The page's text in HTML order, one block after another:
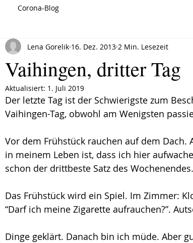
Corona-Blog
Vaihingen, dritter Tag
Lena Gorelik 16. Dez. 2013 2 Min. Lesezeit
Aktualisiert: 1. Juli 2019
Der letzte Tag ist der Schwierigste zum
Vaihingen-Tag, obwohl am Wenigsten
Vor dem Frühstück rauchen auf dem
in meinem Leben ist, dass ich hier
schon der drittbeste Satz des
Das Frühstück wird ein Spiel. Im Zimmer:
“Darf ich meine Zigarette aufrauchen?”.
Dinge geklärt. Danach bin ich müde. Aber